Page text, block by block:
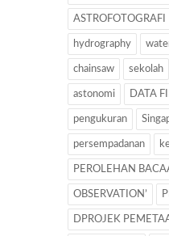
ASTROFOTOGRAFI
hydrography
chainsaw sekolah
astonomi DATA
pengukuran
persempadanan
PEROLEHAN
OBSERVATION’
DPROJEK